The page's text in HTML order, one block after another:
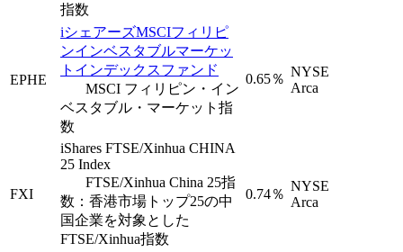
指数
EPHE
iシェアーズMSCIフィリピ
ンインベスタブルマーケッ
トインデックスファンド
MSCI フィリピン・イン
ベスタブル・マーケット指
数
0.65％ NYSE
Arca
FXI
iShares FTSE/Xinhua CHINA
25 Index
FTSE/Xinhua China 25指
数：香港市場トップ25の中
国企業を対象とした
FTSE/Xinhua指数
0.74％
NYSE
Arca